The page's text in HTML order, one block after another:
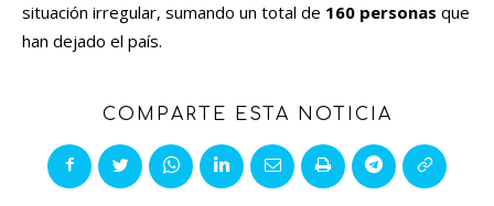
situación irregular, sumando un total de 160 personas que
han dejado el país.
COMPARTE ESTA NOTICIA